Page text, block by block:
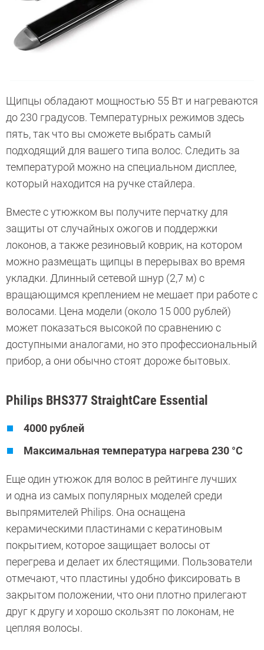
Щипцы обладают мощностью 55 Вт и нагреваются
до 230 градусов. Температурных режимов здесь
пять, так что вы сможете выбрать самый
подходящий для вашего типа волос. Следить за
температурой можно на специальном дисплее,
который находится на ручке стайлера.
Вместе с утюжком вы получите перчатку для
защиты от случайных ожогов и поддержки
локонов, а также резиновый коврик, на котором
можно размещать щипцы в перерывах во время
укладки. Длинный сетевой шнур (2,7 м) с
вращающимся креплением не мешает при работе с
волосами. Цена модели (около 15 000 рублей)
может показаться высокой по сравнению с
доступными аналогами, но это профессиональный
прибор, а они обычно стоят дороже бытовых.
Philips BHS377 StraightCare Essential
4000 рублей
Максимальная температура нагрева 230 °C
Еще один утюжок для волос в рейтинге лучших
и одна из самых популярных моделей среди
выпрямителей Philips. Она оснащена
керамическими пластинами с кератиновым
покрытием, которое защищает волосы от
перегрева и делает их блестящими. Пользователи
отмечают, что пластины удобно фиксировать в
закрытом положении, что они плотно прилегают
друг к другу и хорошо скользят по локонам, не
цепляя волосы.